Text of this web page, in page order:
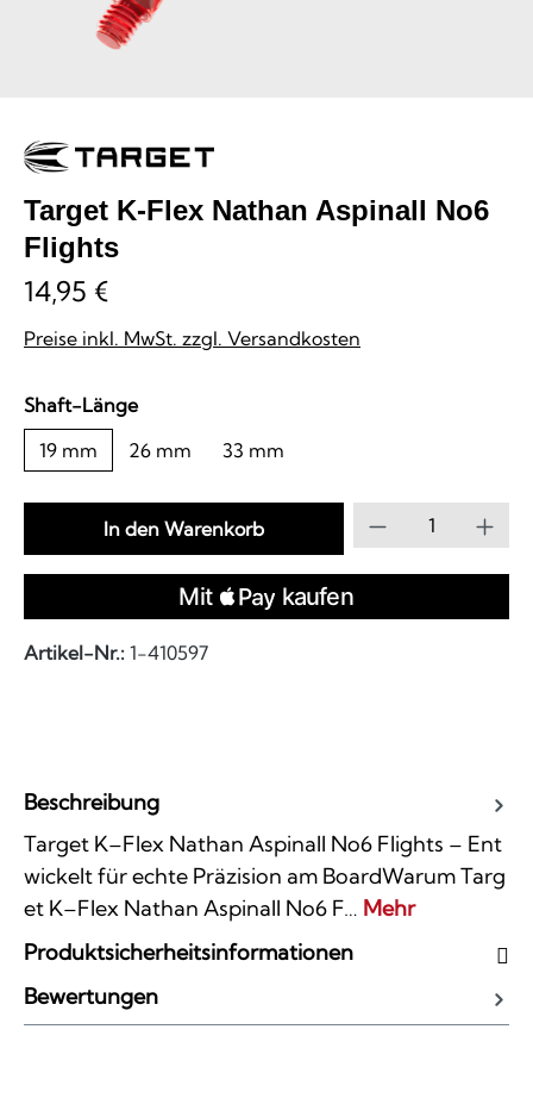
Target K-Flex Nathan Aspinall No6
Flights
14,95 €
Preise inkl. MwSt. zzgl. Versandkosten
Shaft-Längeauswählen
19 mm
26 mm 33 mm
Produkt
In den Warenkorb
Artikel-Nr.: 1-410597
Beschreibung
Target K–Flex Nathan Aspinall No6 Flights – Ent
wickelt für echte Präzision am BoardWarum Targ
et K–Flex Nathan Aspinall No6 F… Mehr
Produktsicherheitsinformationen
Bewertungen